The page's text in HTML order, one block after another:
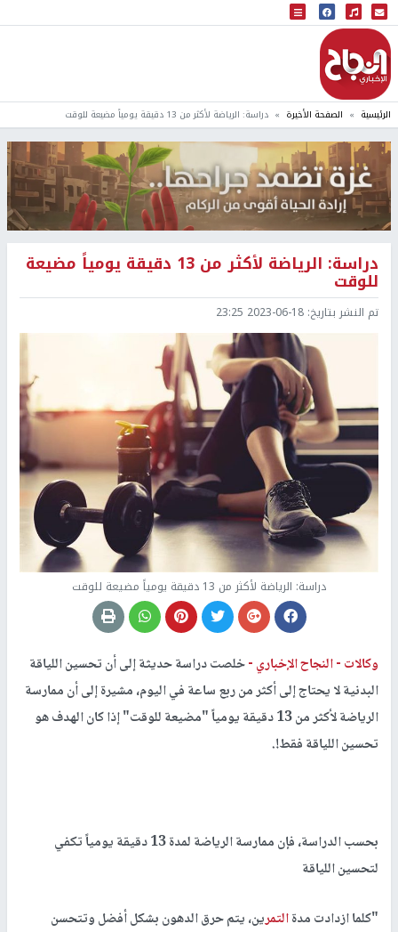
البث المباشر
إذاعة النجاح
الرئيسية الصفحة الأخيرة دراسة: الرياضة لأكثر من 13 دقيقة يومياً مضيعة للوقت
دراسة: الرياضة لأكثر من 13 دقيقة يومياً مضيعة
للوقت
تم النشر بتاريخ: 2023-06-18 23:25
دراسة: الرياضة لأكثر من 13 دقيقة يومياً مضيعة للوقت
وكالات -النجاح الإخباري -خلصت دراسة حديثة إلى أن تحسين اللياقة
البدنية لا يحتاج إلى أكثر من ربع ساعة في اليوم، مشيرة إلى أن ممارسة
الرياضة لأكثر من 13 دقيقة يومياً "مضيعة للوقت" إذا كان الهدف هو
تحسين اللياقة فقط!.
بحسب الدراسة، فإن ممارسة الرياضة لمدة 13 دقيقة يومياً تكفي
لتحسين اللياقة
"كلما ازدادت مدةالتمرين، يتم حرق الدهون بشكل أفضل وتتحسن